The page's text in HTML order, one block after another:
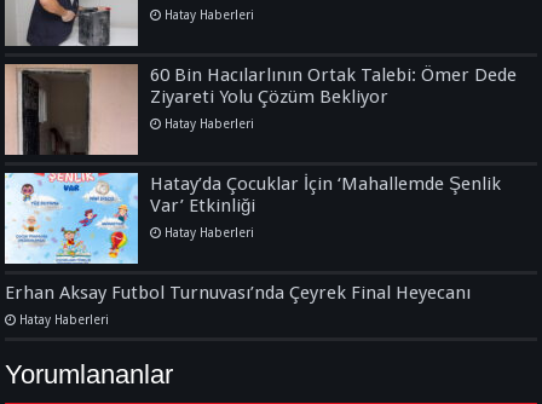
Hatay Haberleri
60 Bin Hacılarlının Ortak Talebi: Ömer Dede
Ziyareti Yolu Çözüm Bekliyor
Hatay Haberleri
Hatay’da Çocuklar İçin ‘Mahallemde Şenlik
Var’ Etkinliği
Hatay Haberleri
Erhan Aksay Futbol Turnuvası’nda Çeyrek Final Heyecanı
Hatay Haberleri
Yorumlananlar